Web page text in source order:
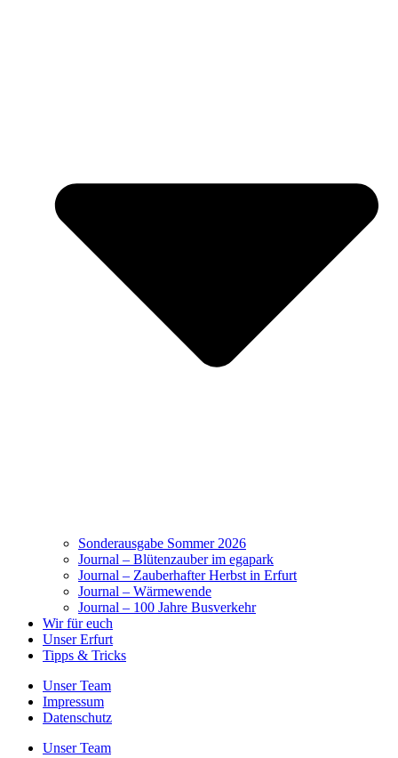
Sonderausgabe Sommer 2026
Journal – Blütenzauber im egapark
Journal – Zauberhafter Herbst in Erfurt
Journal – Wärmewende
Journal – 100 Jahre Busverkehr
Wir für euch
Unser Erfurt
Tipps & Tricks
Unser Team
Impressum
Datenschutz
Unser Team